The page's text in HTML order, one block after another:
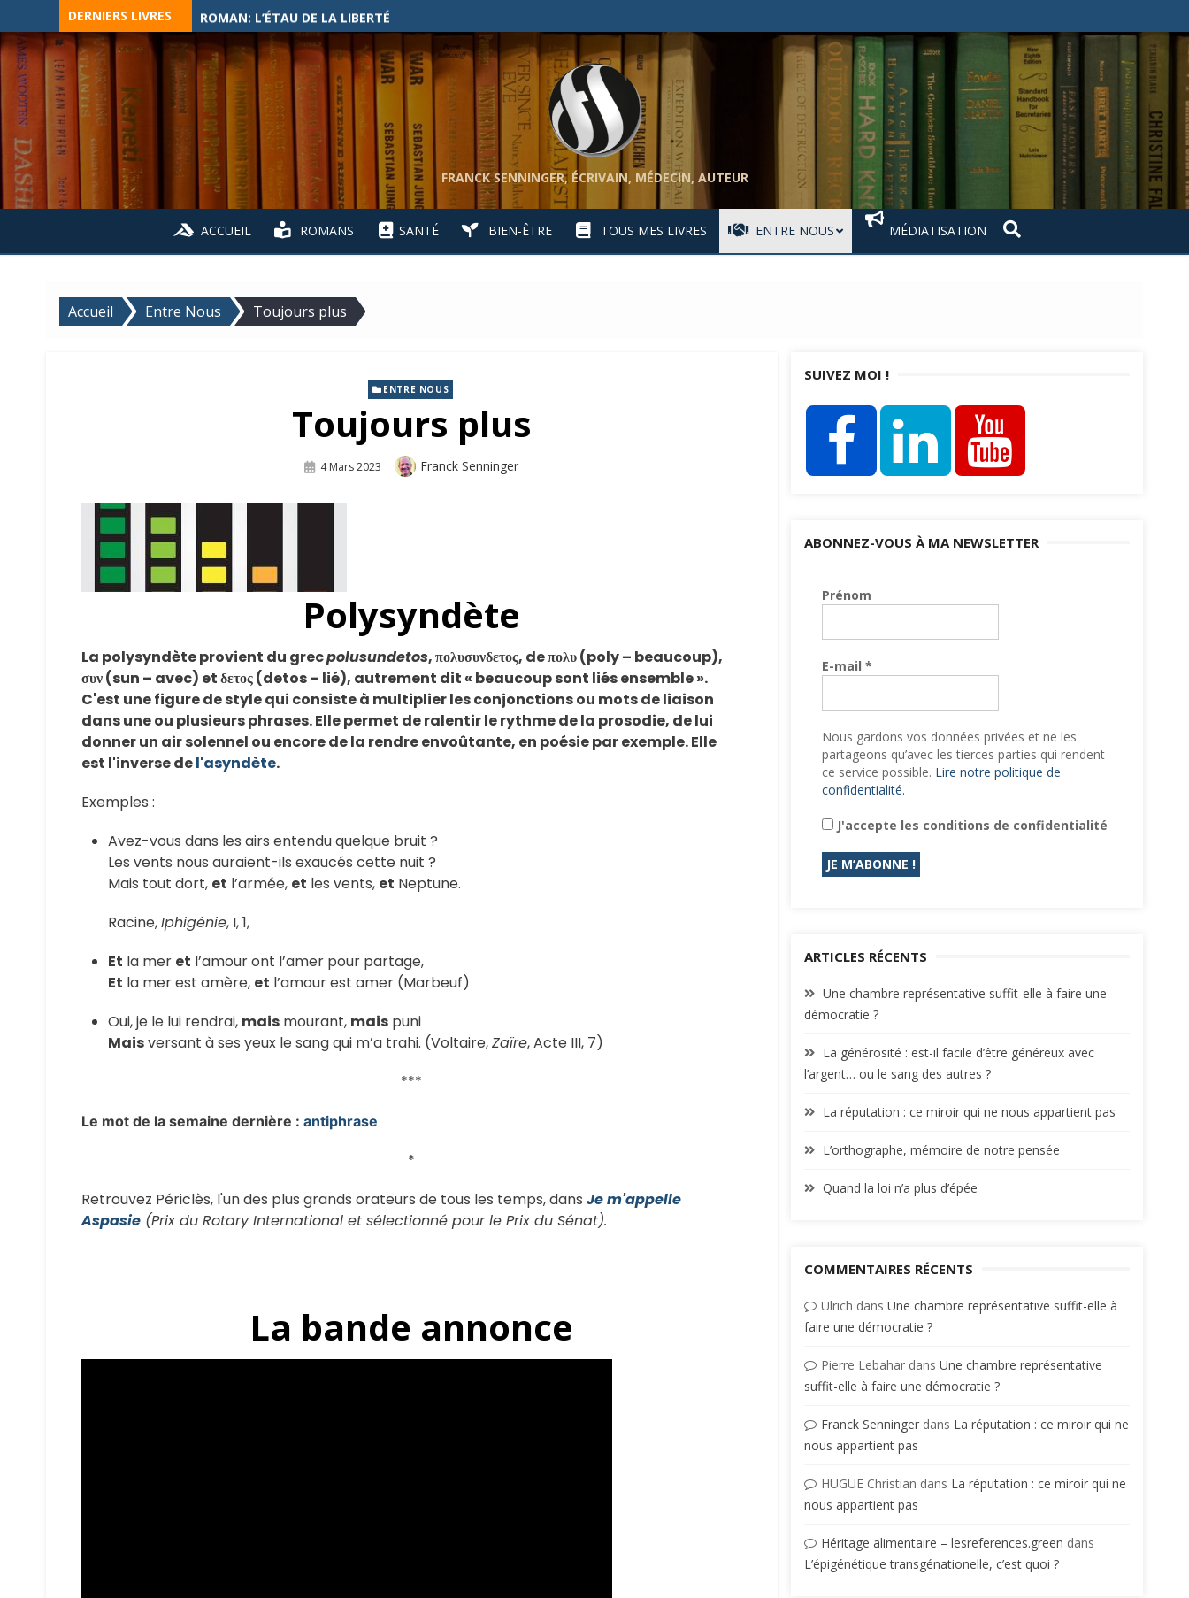
to
content
DERNIERS LIVRES ROMAN: L’ÉTAU DE LA LIBERTÉ
FRANCK SENNINGER, ÉCRIVAIN, MÉDECIN, AUTEUR
ACCUEIL ROMANS SANTÉ BIEN-ÊTRE TOUS MES LIVRES ENTRE NOUS MÉDIATISATION
Accueil Entre Nous Toujours plus
ENTRE NOUS
Toujours plus
Publié
4 Mars 2023 Auteur
Franck Senninger
Polysyndète
La polysyndète provient du grecpolusundetos, πολυσυνδετος, de πολυ (poly – beaucoup),
συν (sun – avec) et δετος (detos – lié), autrement dit « beaucoup sont liés ensemble ».
C'est une figure de style qui consiste à multiplier les conjonctions ou mots de liaison
dans une ou plusieurs phrases. Elle permet de ralentir le rythme de la prosodie, de lui
donner un air solennel ou encore de la rendre envoûtante, en poésie par exemple. Elle
est l'inverse del'asyndète.
Exemples :
Avez-vous dans les airs entendu quelque bruit ?
Les vents nous auraient-ils exaucés cette nuit ?
Mais tout dort, et l’armée, et les vents, et Neptune.
Racine,Iphigénie, I, 1,
Et la mer et l’amour ont l’amer pour partage,
Et la mer est amère, et l’amour est amer (Marbeuf)
Oui, je le lui rendrai, mais mourant, mais puni
Maisversant à ses yeux le sang qui m’a trahi. (Voltaire,Zaïre, Acte III, 7)
***
Le mot de la semaine dernière : antiphrase
*
Retrouvez Périclès, l'un des plus grands orateurs de tous les temps, dans Je m'appelle
Aspasie (Prix du Rotary International et sélectionné pour le Prix du Sénat).
La bande annonce
SUIVEZ MOI !
ABONNEZ-VOUS À MA NEWSLETTER
Prénom
E-mail *
Nous gardons vos données privées et ne les
partageons qu’avec les tierces parties qui rendent
ce service possible. Lire notre politique de
confidentialité.
J'accepte les conditions de confidentialité
ARTICLES RÉCENTS
Une chambre représentative suffit-elle à faire une
démocratie ?
La générosité : est-il facile d’être généreux avec
l’argent… ou le sang des autres ?
La réputation : ce miroir qui ne nous appartient pas
L’orthographe, mémoire de notre pensée
Quand la loi n’a plus d’épée
COMMENTAIRES RÉCENTS
Ulrich dans Une chambre représentative suffit-elle à
faire une démocratie ?
Pierre Lebahardans Une chambre représentative
suffit-elle à faire une démocratie ?
Franck Senningerdans La réputation : ce miroir qui ne
nous appartient pas
HUGUE Christian dans La réputation : ce miroir qui ne
nous appartient pas
Héritage alimentaire – lesreferences.green dans
L’épigénétique transgénationelle, c’est quoi ?